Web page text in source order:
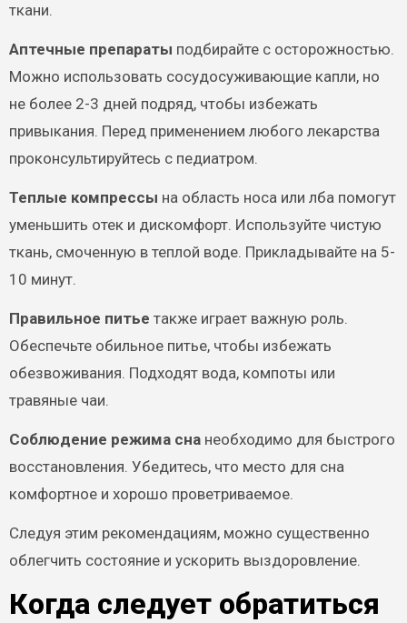
ткани.
Аптечные препараты подбирайте с осторожностью.
Можно использовать сосудосуживающие капли, но
не более 2-3 дней подряд, чтобы избежать
привыкания. Перед применением любого лекарства
проконсультируйтесь с педиатром.
Теплые компрессы на область носа или лба помогут
уменьшить отек и дискомфорт. Используйте чистую
ткань, смоченную в теплой воде. Прикладывайте на 5-
10 минут.
Правильное питье также играет важную роль.
Обеспечьте обильное питье, чтобы избежать
обезвоживания. Подходят вода, компоты или
травяные чаи.
Соблюдение режима снанеобходимо для быстрого
восстановления. Убедитесь, что место для сна
комфортное и хорошо проветриваемое.
Следуя этим рекомендациям, можно существенно
облегчить состояние и ускорить выздоровление.
Когда следует обратиться